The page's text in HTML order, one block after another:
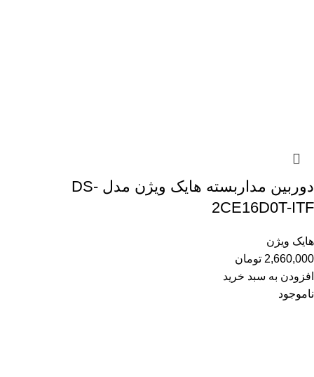
دوربین مداربسته هایک ویژن مدل DS-
2CE16D0T-ITF
هایک ویژن
2,660,000 تومان
افزودن به سبد خرید
ناموجود